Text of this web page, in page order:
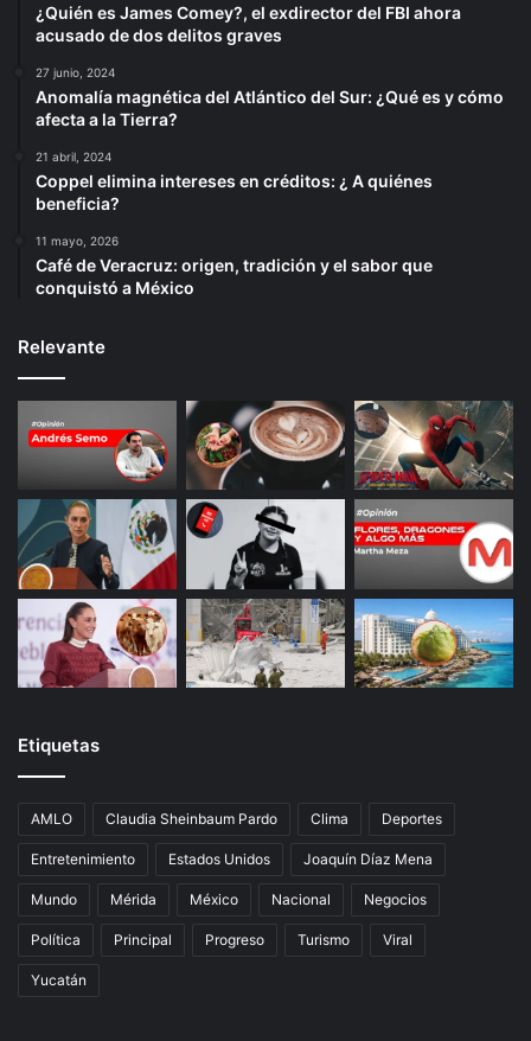
¿Quién es James Comey?, el exdirector del FBI ahora
acusado de dos delitos graves
27 junio, 2024
Anomalía magnética del Atlántico del Sur: ¿Qué es y cómo
afecta a la Tierra?
21 abril, 2024
Coppel elimina intereses en créditos: ¿ A quiénes
beneficia?
11 mayo, 2026
Café de Veracruz: origen, tradición y el sabor que
conquistó a México
Relevante
Etiquetas
AMLO Claudia Sheinbaum Pardo Clima Deportes
Entretenimiento Estados Unidos Joaquín Díaz Mena
Mundo Mérida México Nacional Negocios
Política Principal Progreso Turismo Viral
Yucatán